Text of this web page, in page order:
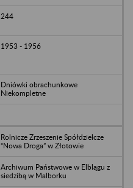
244
1953 - 1956
Dniówki obrachunkowe
Niekompletne
Rolnicze Zrzeszenie Spółdzielcze
“Nowa Droga” w Złotowie
Archiwum Państwowe w Elblągu z
siedzibą w Malborku